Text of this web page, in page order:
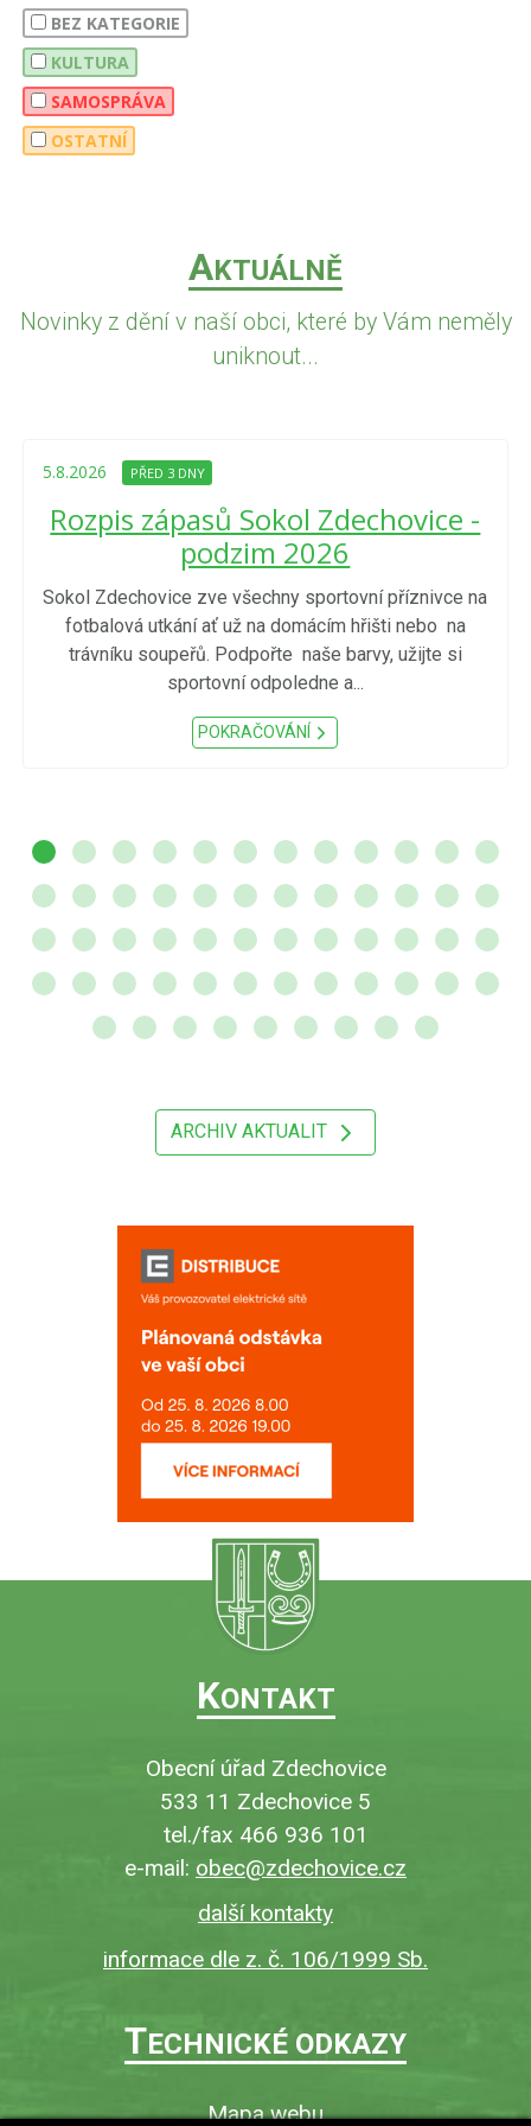
BEZ KATEGORIE
KULTURA
SAMOSPRÁVA
OSTATNÍ
AKTUÁLNĚ
Novinky z dění v naší obci, které by Vám neměly
uniknout...
5.8.2026 PŘED 3 DNY
Rozpis zápasů Sokol Zdechovice -
podzim 2026
Sokol Zdechovice zve všechny sportovní příznivce na
fotbalová utkání ať už na domácím hřišti nebo na
trávníku soupeřů. Podpořte naše barvy, užijte si
sportovní odpoledne a...
POKRAČOVÁNÍ
ARCHIV AKTUALIT
KONTAKT
Obecní úřad Zdechovice
533 11 Zdechovice 5
tel./fax 466 936 101
e-mail: obec@zdechovice.cz
další kontakty
informace dle z. č. 106/1999 Sb.
TECHNICKÉ ODKAZY
Mapa webu